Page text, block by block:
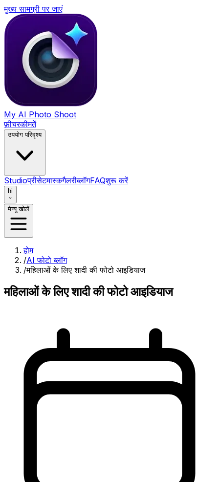
मुख्य सामग्री पर जाएं
My AI Photo Shoot
फ़ीचरकीमतें
उपयोग परिदृश्य
Studioप्रीसेटमास्कगैलरीब्लॉगFAQशुरू करें
hi
मेन्यू खोलें
होम
/AI फोटो ब्लॉग
/महिलाओं के लिए शादी की फोटो आइडियाज
महिलाओं के लिए शादी की फोटो आइडियाज